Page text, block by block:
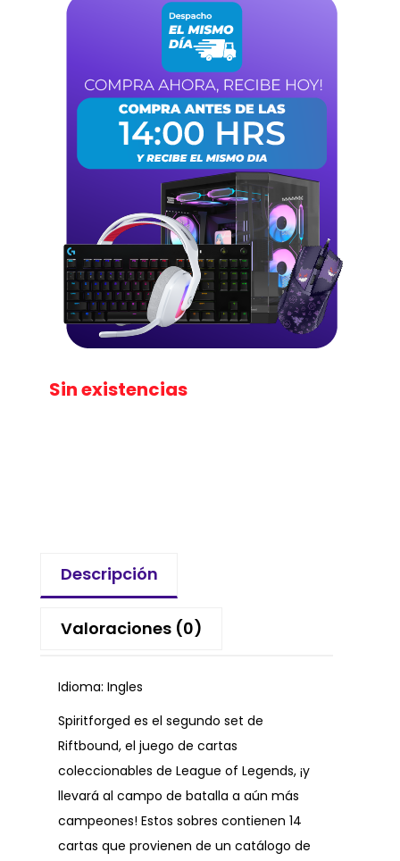
Sin existencias
Descripción
Valoraciones (0)
Idioma: Ingles
Spiritforged es el segundo set de
Riftbound, el juego de cartas
coleccionables de League of Legends, ¡y
llevará al campo de batalla a aún más
campeones! Estos sobres contienen 14
cartas que provienen de un catálogo de